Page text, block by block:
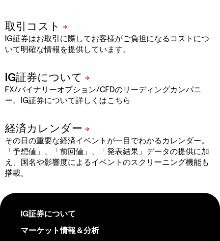
IG証券はお取引に際してお客様がご負担になるコストにつ
いて明確な情報を提供しています。
FX/バイナリーオプション/CFDのリーディングカンパニ
ー。IG証券について詳しくはこちら
その日の重要な経済イベントが一目でわかるカレンダー。
「予想値」、「前回値」、「発表結果」データの提供に加
え、国名や影響度によるイベントのスクリーニング機能も
搭載。
IG証券について
マーケット情報＆分析